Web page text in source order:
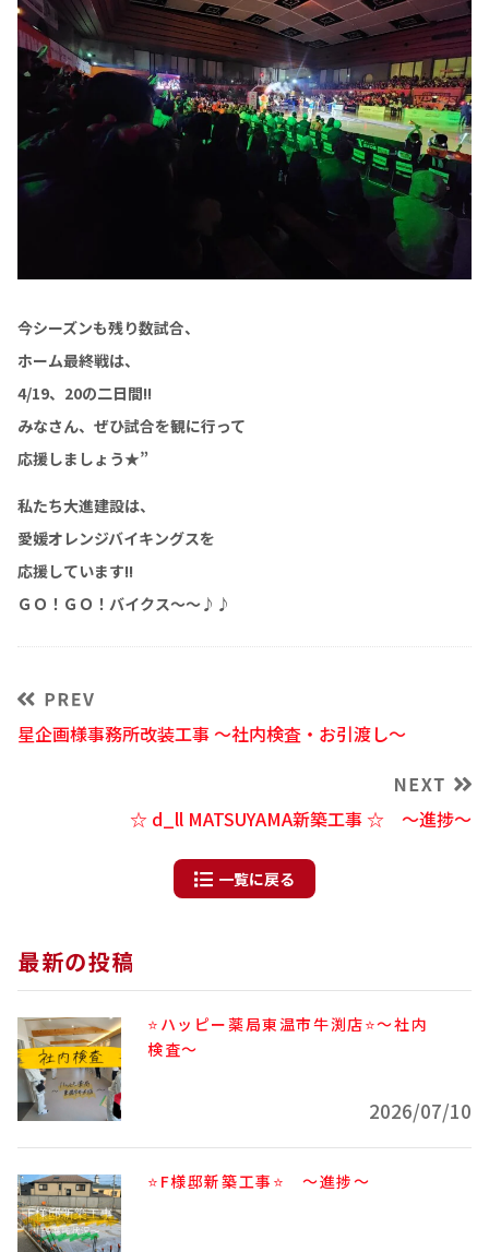
今シーズンも残り数試合、
ホーム最終戦は、
4/19、20の二日間!!
みなさん、ぜひ試合を観に行って
応援しましょう★”
私たち大進建設は、
愛媛オレンジバイキングスを
応援しています!!
ＧＯ！ＧＯ！バイクス～～♪♪
星企画様事務所改装工事 ～社内検査・お引渡し～
☆ d_ll MATSUYAMA新築工事 ☆ ～進捗～
一覧に戻る
最新の投稿
⭐ハッピー薬局東温市牛渕店⭐～社内
検査～
2026/07/10
⭐F様邸新築工事⭐ ～進捗～